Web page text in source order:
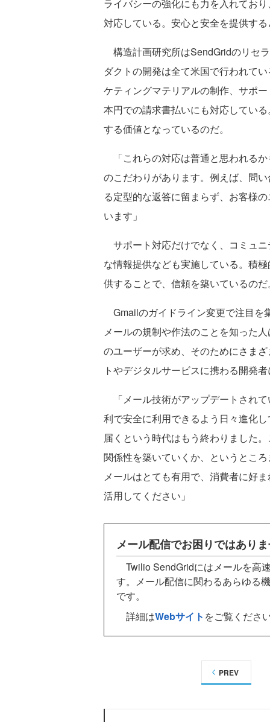
ライバシーの強化にも力を入れてお
対応している。安心と安全を提供す
構造計画研究所はSendGridのリセ
ダクトの開発は全て米国で行われて
ケティングマテリアルの制作、サポ
本円での請求書払いにも対応してい
する価値となっているのだ。
「これらの対応は普通と思われる
のこだわりがあります。例えば、問
る定型的な返答に留まらず、お客様
います」
サポート対応だけでなく、コミュ
な情報提供なども実施している。積
供することで、信頼を築いているのだ
Gmailのガイドライン変更で注目を
メールの規制や作法のことを知った
のユーザーが求め、そのためにさま
トやデジタルサービスに携わる開発
「メール技術がアップデートされ
利で安全に利用できるよう日々進化
届くという時代はもう終わりました
関係性を築いていくか、というとこ
メールはとても有用で、消費者に好
活用してください」
メール配信でお困りではあり
Twilio SendGridにはメールを高
す。メール配信に関わるあらゆる
です。
詳細はWebサイト をご覧くださ
PREV